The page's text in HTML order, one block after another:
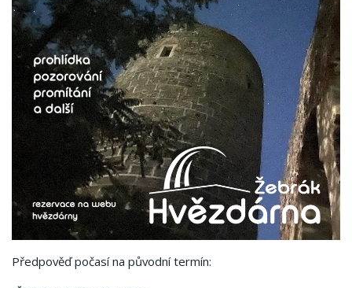
Předpověď počasí na původní termín: